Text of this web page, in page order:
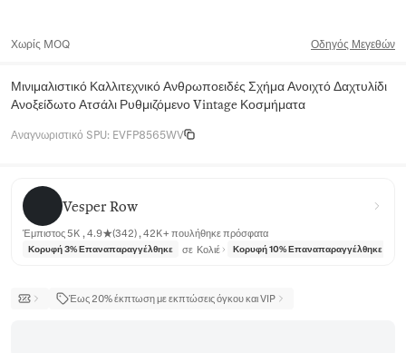
Χωρίς MOQ Οδηγός Μεγεθών
Μινιμαλιστικό Καλλιτεχνικό Ανθρωποειδές Σχήμα Ανοιχτό Δαχτυλίδι
Ανοξείδωτο Ατσάλι Ρυθμιζόμενο Vintage Κοσμήματα
Αναγνωριστικό SPU: EVFP8565WV
Vesper Row
Vesper Row
Έμπιστος 5K , 4.9★(342) , 42K+ πουλήθηκε πρόσφατα
Κορυφή 3% Επαναπαραγγέλθηκε σε Κολιέ Κορυφή 10% Επαναπαραγγέλθηκε
Έως 20% έκπτωση με εκπτώσεις όγκου και VIP